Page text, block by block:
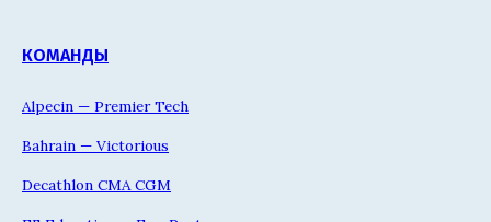
КОМАНДЫ
Alpecin — Premier Tech
Bahrain — Victorious
Decathlon CMA CGM